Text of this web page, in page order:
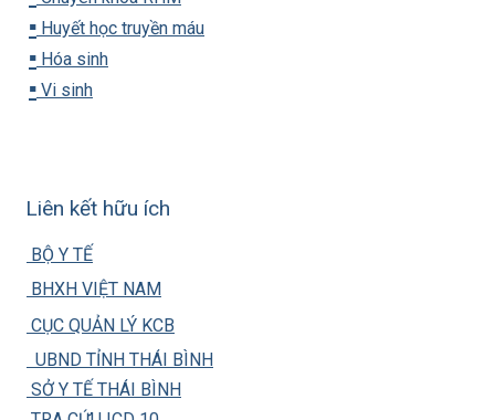
▪️ Huyết học truyền máu
▪️ Hóa sinh
▪️ Vi sinh
Liên kết hữu ích
BỘ Y TẾ
BHXH VIỆT NAM
CỤC QUẢN LÝ KCB
UBND TỈNH THÁI BÌNH
SỞ Y TẾ THÁI BÌNH